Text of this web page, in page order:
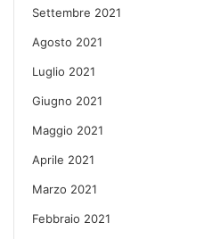
Settembre 2021
Agosto 2021
Luglio 2021
Giugno 2021
Maggio 2021
Aprile 2021
Marzo 2021
Febbraio 2021